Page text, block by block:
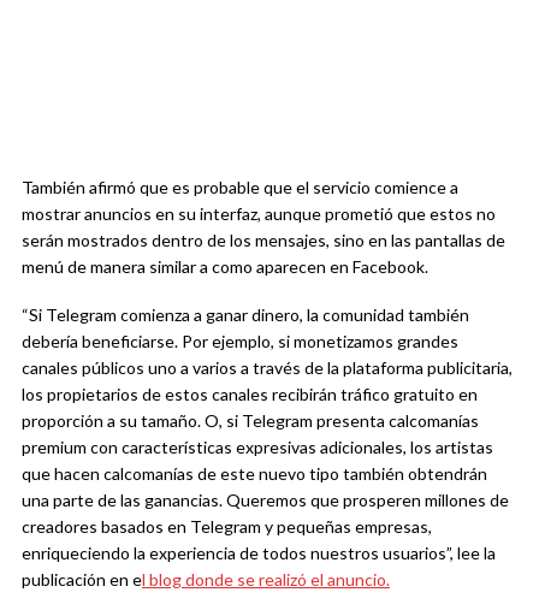
También afirmó que es probable que el servicio comience a
mostrar anuncios en su interfaz, aunque prometió que estos no
serán mostrados dentro de los mensajes, sino en las pantallas de
menú de manera similar a como aparecen en Facebook.
“Si Telegram comienza a ganar dinero, la comunidad también
debería beneficiarse. Por ejemplo, si monetizamos grandes
canales públicos uno a varios a través de la plataforma publicitaria,
los propietarios de estos canales recibirán tráfico gratuito en
proporción a su tamaño. O, si Telegram presenta calcomanías
premium con características expresivas adicionales, los artistas
que hacen calcomanías de este nuevo tipo también obtendrán
una parte de las ganancias. Queremos que prosperen millones de
creadores basados ​​en Telegram y pequeñas empresas,
enriqueciendo la experiencia de todos nuestros usuarios”, lee la
publicación en el blog donde se realizó el anuncio.